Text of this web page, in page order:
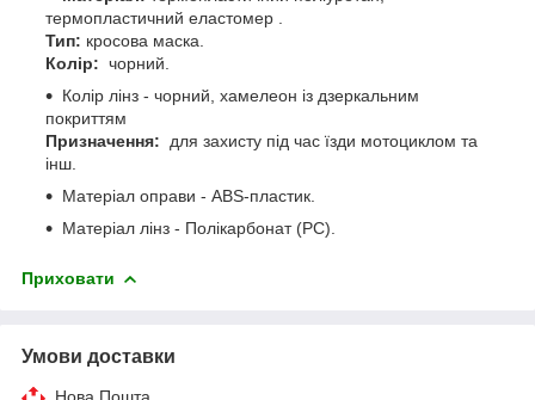
термопластичний еластомер .
Тип: кросова маска.
Колір: чорний.
Колір лінз - чорний, хамелеон із дзеркальним
покриттям
Призначення: для захисту під час їзди мотоциклом та
інш.
Матеріал оправи - ABS-пластик.
Матеріал лінз - Полікарбонат (PC).
Приховати
Умови доставки
Нова Пошта